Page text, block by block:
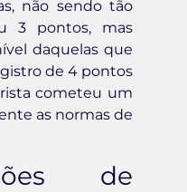
não sendo tão
3 pontos, mas
daquelas que
de 4 pontos
cometeu um
as normas de
de